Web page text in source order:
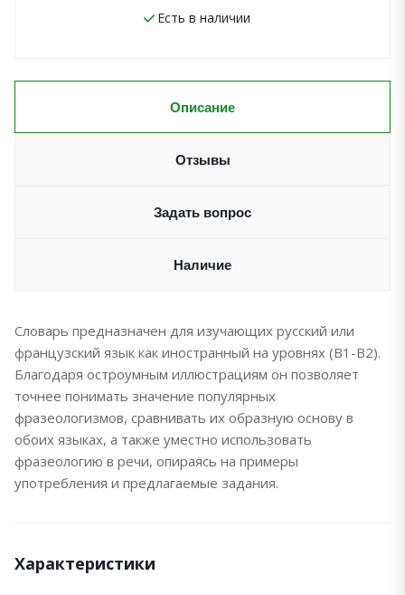
Есть в наличии
Описание
Отзывы
Задать вопрос
Наличие
Словарь предназначен для изучающих русский или
французский язык как иностранный на уровнях (В1-В2).
Благодаря остроумным иллюстрациям он позволяет
точнее понимать значение популярных
фразеологизмов, сравнивать их образную основу в
обоих языках, а также уместно использовать
фразеологию в речи, опираясь на примеры
употребления и предлагаемые задания.
Характеристики